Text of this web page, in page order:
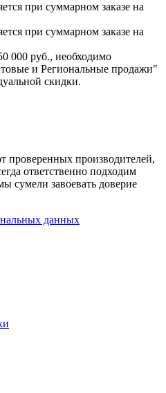
при суммарном заказе на
при суммарном заказе на
000 руб., необходимо
и Региональные продажи"
скидки.
производителей,
ответственно подходим
сумели завоевать доверие
данных